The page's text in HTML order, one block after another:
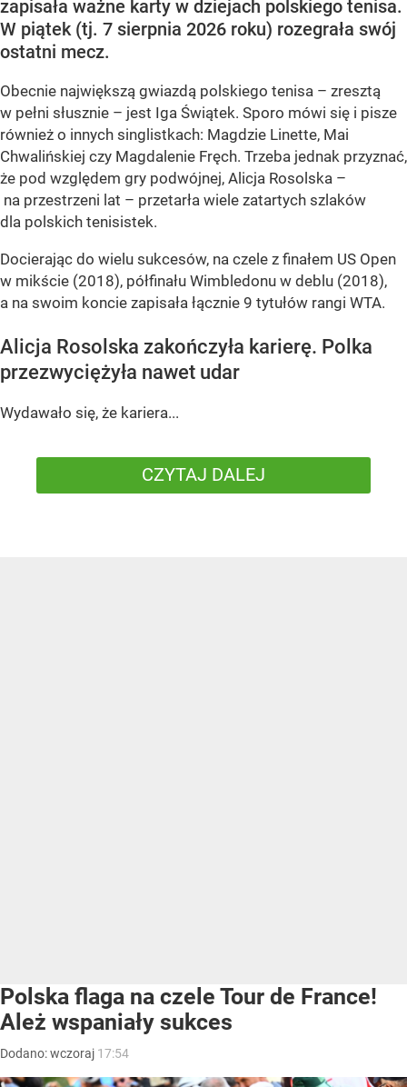
zapisała ważne karty w dziejach polskiego tenisa.
W piątek (tj. 7 sierpnia 2026 roku) rozegrała swój
ostatni mecz.
Obecnie największą gwiazdą polskiego tenisa – zresztą
w pełni słusznie – jest Iga Świątek. Sporo mówi się i pisze
również o innych singlistkach: Magdzie Linette, Mai
Chwalińskiej czy Magdalenie Fręch. Trzeba jednak przyznać,
że pod względem gry podwójnej, Alicja Rosolska –
na przestrzeni lat – przetarła wiele zatartych szlaków
dla polskich tenisistek.
Docierając do wielu sukcesów, na czele z finałem US Open
w mikście (2018), półfinału Wimbledonu w deblu (2018),
a na swoim koncie zapisała łącznie 9 tytułów rangi WTA.
Alicja Rosolska zakończyła karierę. Polka
przezwyciężyła nawet udar
Wydawało się, że kariera...
CZYTAJ DALEJ
Polska flaga na czele Tour de France!
Ależ wspaniały sukces
Dodano:wczoraj 17:54